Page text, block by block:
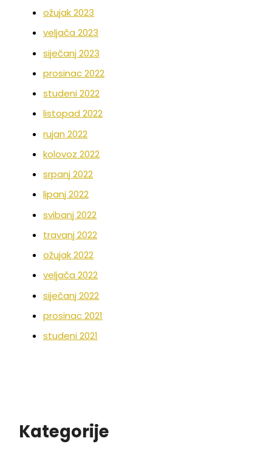
ožujak 2023
veljača 2023
siječanj 2023
prosinac 2022
studeni 2022
listopad 2022
rujan 2022
kolovoz 2022
srpanj 2022
lipanj 2022
svibanj 2022
travanj 2022
ožujak 2022
veljača 2022
siječanj 2022
prosinac 2021
studeni 2021
Kategorije